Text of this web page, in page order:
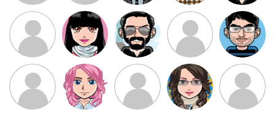
مهدی فرهمند مهدی سلطانی داود رضیی
طرفدار میلی
بابی براون
کیوان کیانی
سامان راحمی امیردلتا امیروو ملیکا منتظری عارفه داستانپور